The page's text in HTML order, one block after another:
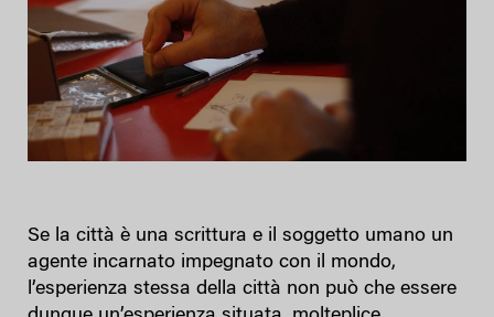
Se la città è una scrittura e il soggetto umano un
agente incarnato impegnato con il mondo,
l’esperienza stessa della città non può che essere